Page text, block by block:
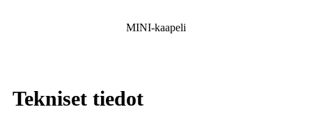
MINI-kaapeli
Tekniset tiedot